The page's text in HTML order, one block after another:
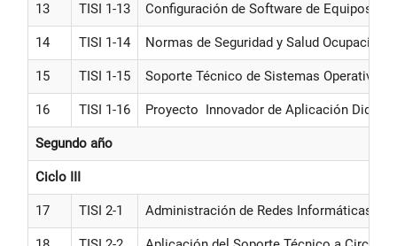
13 TISI 1-13 Configuración de Software de Equipos
14 TISI 1-14 Normas de Seguridad y Salud
15 TISI 1-15 Soporte Técnico de Sistemas Operativos
16 TISI 1-16 Proyecto Innovador de Aplicación
Segundo año
Ciclo III
17 TISI 2-1 Administración de Redes Informáticas